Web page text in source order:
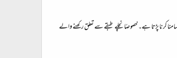
کرنا پڑتا ہے۔ خصوصًا نچلے طبقے سے تعلق رکھنے والے